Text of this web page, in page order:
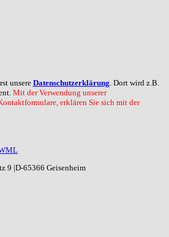
unsere Datenschutzerklärung. Dort wird z.B.
Mit der Verwendung unserer
erklären Sie sich mit der
9 |D-65366 Geisenheim